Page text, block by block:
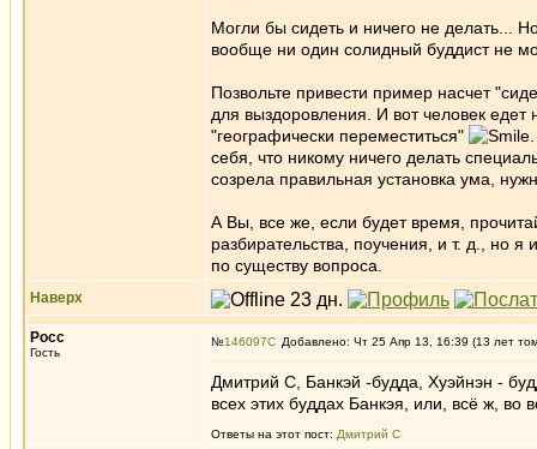
Могли бы сидеть и ничего не делать...
вообще ни один солидный буддист не
Позвольте привести пример насчет
для выздоровления. И вот человек
"географически переместиться"
себя, что никому ничего делать
созрела правильная установка ума,
А Вы, все же, если будет время,
разбирательства, поучения, и т. д., но
по существу вопроса.
Наверх
Росс
Гость
№146097 Добавлено: Чт 25 Апр 13, 16:39 (13 лет
Дмитрий С, Банкэй -будда, Хуэйнэн -
всех этих буддах Банкэя, или, всё ж, во
Ответы на этот пост: Дмитрий С